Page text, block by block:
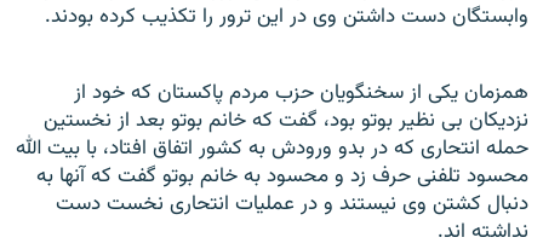
وابستگان دست داشتن وی در اين ترور را تکذيب کرده بودند.
همزمان يکی از سخنگويان حزب مردم پاکستان که خود از
نزديکان بی نظير بوتو بود، گفت که خانم بوتو بعد از نخستين
حمله انتحاری که در بدو ورودش به کشور اتفاق افتاد، با بيت الله
محسود تلفنی حرف زد و محسود به خانم بوتو گفت که آنها به
دنبال کشتن وی نيستند و در عمليات انتحاری نخست دست
نداشته اند.